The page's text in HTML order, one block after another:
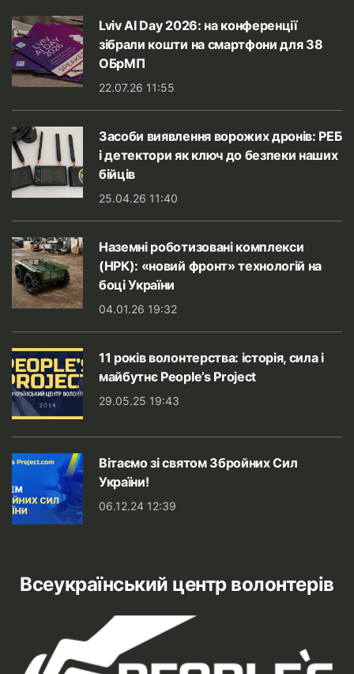
Lviv AI Day 2026: на конференції
зібрали кошти на смартфони для 38
ОБрМП
22.07.26 11:55
Засоби виявлення ворожих дронів: РЕБ
і детектори як ключ до безпеки наших
бійців
25.04.26 11:40
Наземні роботизовані комплекси
(НРК): «новий фронт» технологій на
боці України
04.01.26 19:32
11 років волонтерства: історія, сила і
майбутнє People’s Project
29.05.25 19:43
Вітаємо зі святом Збройних Сил
України!
06.12.24 12:39
Всеукраїнський центр волонтерів